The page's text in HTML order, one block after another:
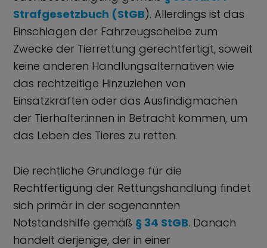
Strafgesetzbuch (StGB). Allerdings ist das
Einschlagen der Fahrzeugscheibe zum
Zwecke der Tierrettung gerechtfertigt, soweit
keine anderen Handlungsalternativen wie
das rechtzeitige Hinzuziehen von
Einsatzkräften oder das Ausfindigmachen
der Tierhalter:innen in Betracht kommen, um
das Leben des Tieres zu retten.
Die rechtliche Grundlage für die
Rechtfertigung der Rettungshandlung findet
sich primär in der sogenannten
Notstandshilfe gemäß § 34 StGB. Danach
handelt derjenige, der in einer